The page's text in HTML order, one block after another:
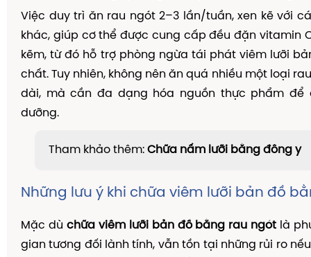
Việc duy trì ăn rau ngót 2–3 lần/tuần, xen kẽ với
khác, giúp cơ thể được cung cấp đều đặn vitamin
kẽm, từ đó hỗ trợ phòng ngừa tái phát viêm lưỡi
chất. Tuy nhiên, không nên ăn quá nhiều một loại
dài, mà cần đa dạng hóa nguồn thực phẩm để
dưỡng.
Tham khảo thêm: Chữa nấm lưỡi bằng đông y
Những lưu ý khi chữa viêm lưỡi bản đồ
Mặc dù chữa viêm lưỡi bản đồ bằng rau ngót là
gian tương đối lành tính, vẫn tồn tại những rủi ro